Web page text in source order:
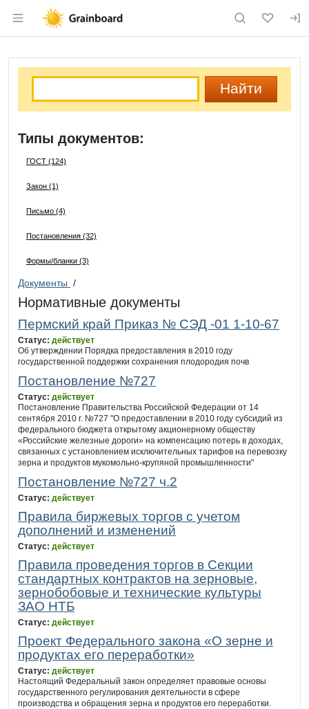
Раздел навигации по сайту
Типы документов:
ГОСТ (124)
Закон (1)
Письмо (4)
Постановления (32)
Формы/бланки (3)
Документы /
Нормативные документы
Пермский край Приказ № СЭД -01 1-10-67
Статус: действует
Об утверждении Порядка предоставления в 2010 году
государственной поддержки сохранения плодородия почв
Постановление №727
Статус: действует
Постановление Правительства Российской Федерации от 14
сентября 2010 г. №727 "О предоставлении в 2010 году субсидий из
федерального бюджета открытому акционерному обществу
«Российские железные дороги» на компенсацию потерь в доходах,
связанных с установлением исключительных тарифов на перевозку
зерна и продуктов мукомольно-крупяной промышленности"
Постановление №727 ч.2
Статус: действует
Правила биржевых торгов с учетом
дополнений и изменений
Статус: действует
Правила проведения торгов в Секции
стандартных контрактов на зерновые,
зернобобовые и технические культуры
ЗАО НТБ
Статус: действует
Проект Федерального закона «О зерне и
продуктах его переработки»
Статус: действует
Настоящий Федеральный закон определяет правовые основы
государственного регулирования деятельности в сфере
производства и обращения зерна и продуктов его переработки.